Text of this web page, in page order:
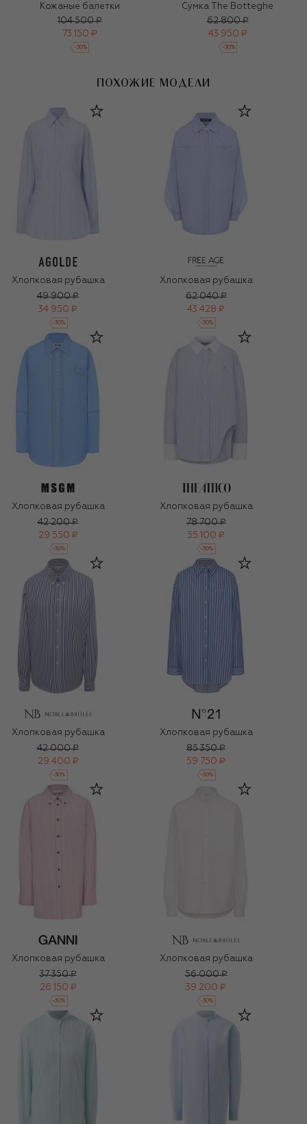
Кожаные балетки
104 500 ₽
73 150 ₽
-30%
Сумка The Botteghe
62 800 ₽
43 950 ₽
-30%
ПОХОЖИЕ МОДЕЛИ
Хлопковая рубашка
49 900 ₽
34 950 ₽
-30%
Хлопковая рубашка
62 040 ₽
43 428 ₽
-30%
Хлопковая рубашка
42 200 ₽
29 550 ₽
-30%
Хлопковая рубашка
78 700 ₽
55 100 ₽
-30%
Хлопковая рубашка
42 000 ₽
29 400 ₽
-30%
Хлопковая рубашка
85 350 ₽
59 750 ₽
-30%
Хлопковая рубашка
37 350 ₽
26 150 ₽
-30%
Хлопковая рубашка
56 000 ₽
39 200 ₽
-30%